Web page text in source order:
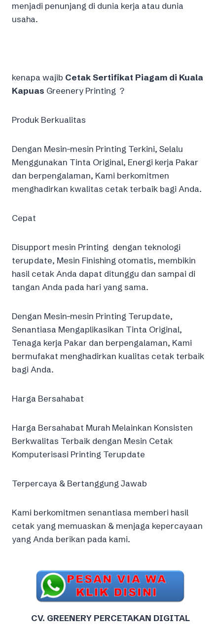
menjadi penunjang di dunia kerja atau dunia
usaha.
kenapa wajib Cetak Sertifikat Piagam di Kuala
Kapuas Greenery Printing ?
Produk Berkualitas
Dengan Mesin-mesin Printing Terkini, Selalu
Menggunakan Tinta Original, Energi kerja Pakar
dan berpengalaman, Kami berkomitmen
menghadirkan kwalitas cetak terbaik bagi Anda.
Cepat
Disupport mesin Printing dengan teknologi
terupdate, Mesin Finishing otomatis, membikin
hasil cetak Anda dapat ditunggu dan sampai di
tangan Anda pada hari yang sama.
Dengan Mesin-mesin Printing Terupdate,
Senantiasa Mengaplikasikan Tinta Original,
Tenaga kerja Pakar dan berpengalaman, Kami
bermufakat menghadirkan kualitas cetak terbaik
bagi Anda.
Harga Bersahabat
Harga Bersahabat Murah Melainkan Konsisten
Berkwalitas Terbaik dengan Mesin Cetak
Komputerisasi Printing Terupdate
Terpercaya & Bertanggung Jawab
Kami berkomitmen senantiasa memberi hasil
cetak yang memuaskan & menjaga kepercayaan
yang Anda berikan pada kami.
CV. GREENERY PERCETAKAN DIGITAL